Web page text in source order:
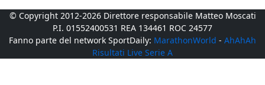
© Copyright 2012-2026 Direttore responsabile Matteo Moscati
P.I. 01552400531 REA 134461 ROC 24577
Fanno parte del network SportDaily: MarathonWorld - AhAhAh
Risultati Live Serie A